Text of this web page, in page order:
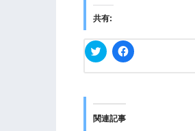
共有:
ク
リ
T
w
i
F
a
関連記事